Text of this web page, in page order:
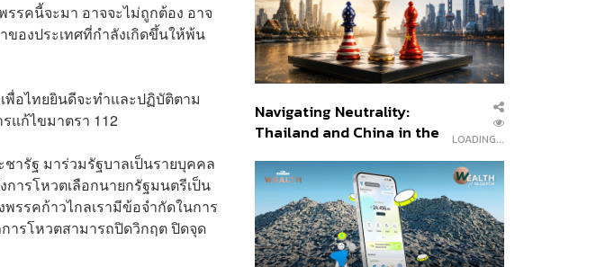
รคนี้จะมา อาจจะไม่ถูกต้อง อาจ
องประเทศที่กำลังเกิดขึ้นให้พ้น
พื่อไทยยินดีจะทำและปฏิบัติตาม
แก้ไขมาตรา 112
ารัฐ มาร่วมรัฐบาลเป็นรายบุคคล
ารโหวตเลือกนายกรัฐมนตรีเป็น
รรคก้าวไกลเรามีข้อจำกัดในการ
ารโหวตสามารถปิดวิกฤต ปิดจุด
Navigating Neutrality:
Thailand and China in the
Order
LOADING...